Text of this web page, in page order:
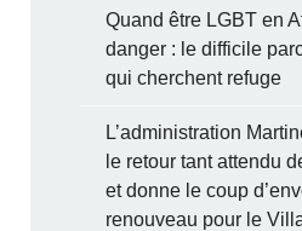
Quand être LGBT en
danger : le difficile
qui cherchent refuge
L’administration
le retour tant attendu
et donne le coup
renouveau pour le